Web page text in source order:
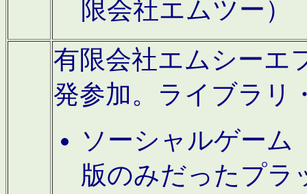
限会社エムツー）
有限会社エムシーエ
発参加。ライブラリ
ソーシャルゲーム
版のみだったプラ